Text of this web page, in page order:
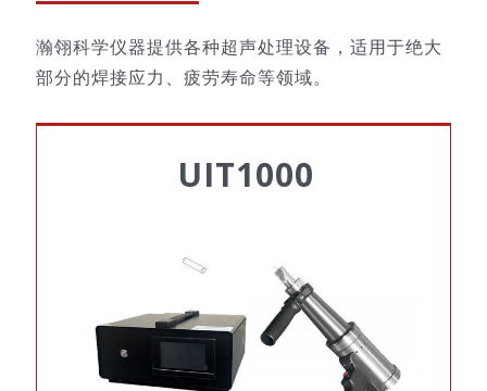
瀚翎科学仪器提供各种超声处理设备，适用于绝大
部分的焊接应力、疲劳寿命等领域。
UIT1000